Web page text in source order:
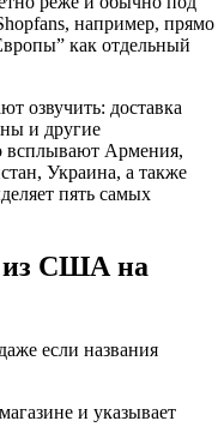
например, прямо
как отдельный
озвучить: доставка
и другие
всплывают Армения,
Украина, а также
пять самых
из США на
если названия
и указывает